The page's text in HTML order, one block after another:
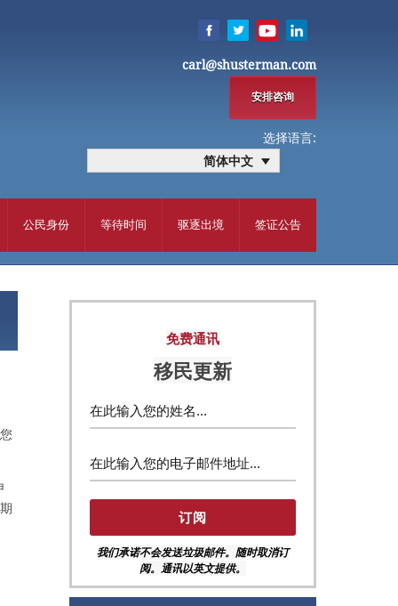
carl@shusterman.com
安排咨询
选择语言:
简体中文
公民身份 等待时间 驱逐出境 签证公告
免费通讯
移民更新
我们承诺不会发送垃圾邮件。随时取消订
阅。通讯以英文提供。